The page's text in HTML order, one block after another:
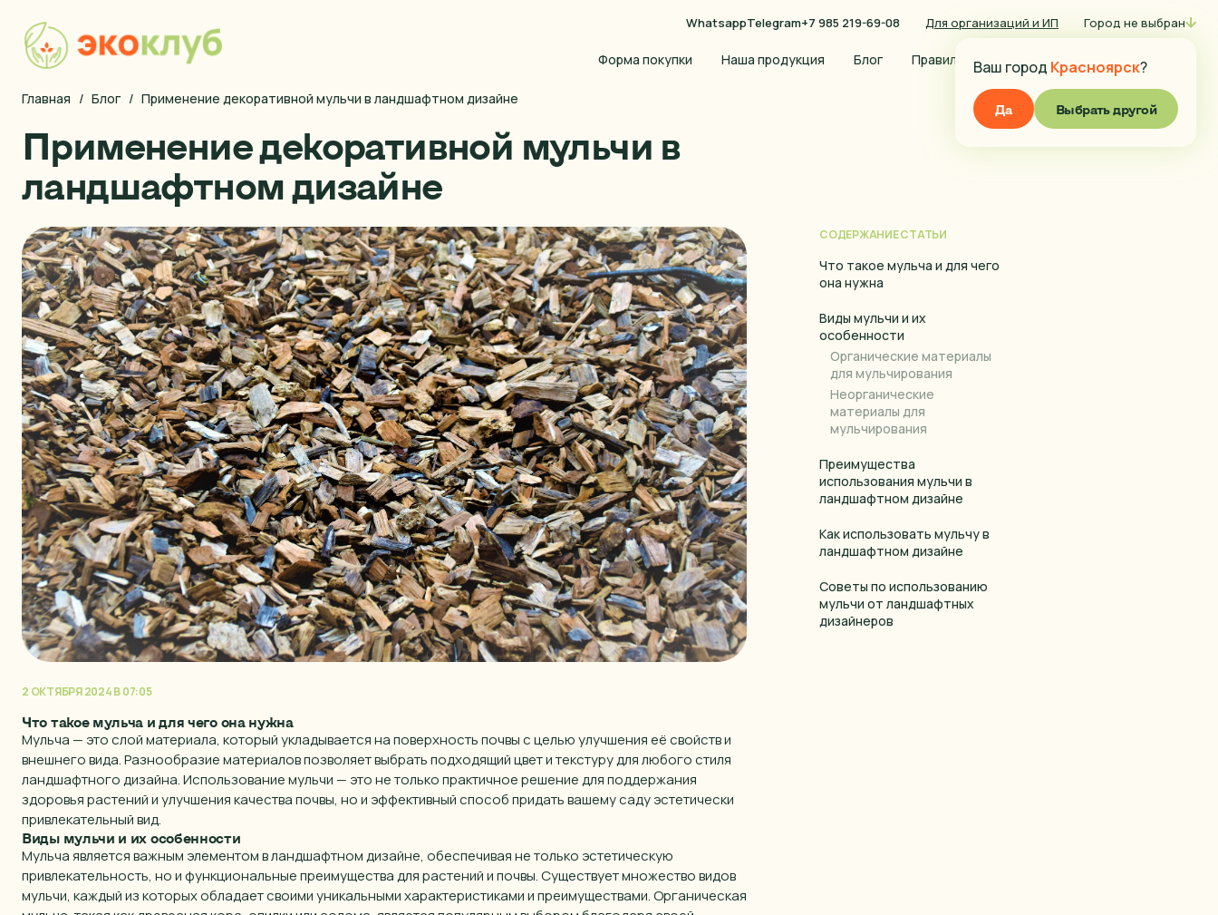
WhatsappTelegram+7 985 219-69-08 Для организаций и ИП Город не выбран
Ваш город Красноярск?
Да Выбрать другой
Форма покупки Наша продукция Блог Правила оплаты Условия доставки
Главная / Блог / Применение декоративной мульчи в ландшафтном дизайне
Применение декоративной мульчи в
ландшафтном дизайне
2 ОКТЯБРЯ 2024 В 07:05
Что такое мульча и для чего она нужна
Мульча — это слой материала, который укладывается на поверхность почвы с целью улучшения её свойств и
внешнего вида. Разнообразие материалов позволяет выбрать подходящий цвет и текстуру для любого стиля
ландшафтного дизайна. Использование мульчи — это не только практичное решение для поддержания
здоровья растений и улучшения качества почвы, но и эффективный способ придать вашему саду эстетически
привлекательный вид.
Виды мульчи и их особенности
Мульча является важным элементом в ландшафтном дизайне, обеспечивая не только эстетическую
привлекательность, но и функциональные преимущества для растений и почвы. Существует множество видов
мульчи, каждый из которых обладает своими уникальными характеристиками и преимуществами. Органическая
СОДЕРЖАНИЕ СТАТЬИ
Что такое мульча и для чего
она нужна
Виды мульчи и их
особенности
Органические материалы
для мульчирования
Неорганические
материалы для
мульчирования
Преимущества
использования мульчи в
ландшафтном дизайне
Как использовать мульчу в
ландшафтном дизайне
Советы по использованию
мульчи от ландшафтных
дизайнеров
Форма покупки
Правила оплаты
Условия доставки